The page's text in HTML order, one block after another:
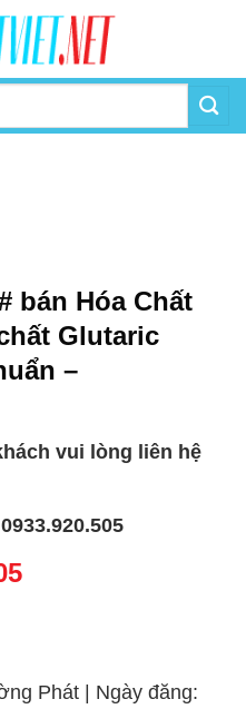
bán Hóa Chất
Glutaric
–
vui lòng liên hệ
Phát | Ngày đăng: